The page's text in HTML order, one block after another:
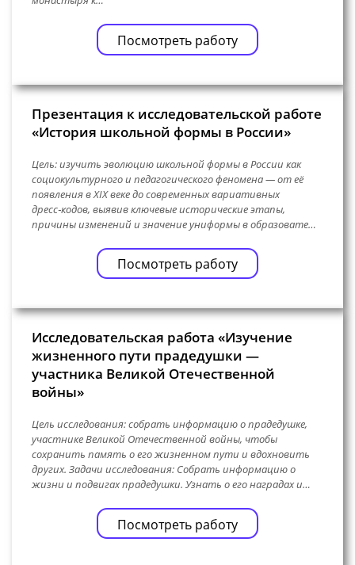
Посмотреть работу
Презентация к исследовательской работе
«История школьной формы в России»
Цель: изучить эволюцию школьной формы в России как
социокультурного и педагогического феномена — от её
появления в XIX веке до современных вариативных
дресс‑кодов, выявив ключевые исторические этапы,
причины изменений и значение униформы в образовате…
Посмотреть работу
Исследовательская работа «Изучение
жизненного пути прадедушки —
участника Великой Отечественной
войны»
Цель исследования: собрать информацию о прадедушке,
участнике Великой Отечественной войны, чтобы
сохранить память о его жизненном пути и вдохновить
других. Задачи исследования: Собрать информацию о
жизни и подвигах прадедушки. Узнать о его наградах и…
Посмотреть работу